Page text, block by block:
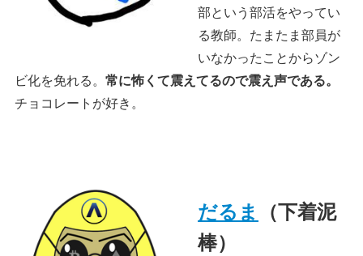
部という部活をやってい
る教師。たまたま部員が
いなかったことからゾン
ビ化を免れる。 常に怖くて震えてるので震え声である。
チョコレートが好き。
だるま （下着泥
棒）